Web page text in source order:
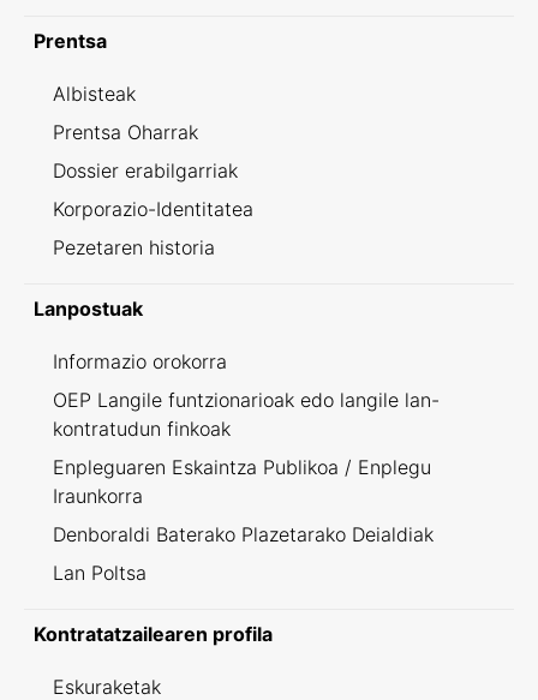
Prentsa
Albisteak
Prentsa Oharrak
Dossier erabilgarriak
Korporazio-Identitatea
Pezetaren historia
Lanpostuak
Informazio orokorra
OEP Langile funtzionarioak edo langile lan-
kontratudun finkoak
Enpleguaren Eskaintza Publikoa / Enplegu
Iraunkorra
Denboraldi Baterako Plazetarako Deialdiak
Lan Poltsa
Kontratatzailearen profila
Eskuraketak